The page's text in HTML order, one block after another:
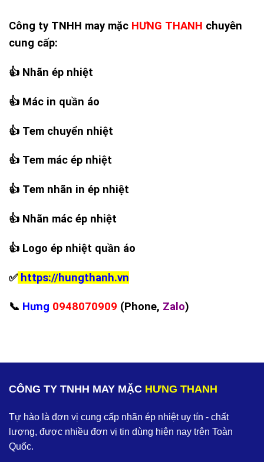
Công ty TNHH may mặc HƯNG THANH chuyên
cung cấp:
👍 Nhãn ép nhiệt
👍 Mác in quần áo
👍 Tem chuyển nhiệt
👍 Tem mác ép nhiệt
👍 Tem nhãn in ép nhiệt
👍 Nhãn mác ép nhiệt
👍 Logo ép nhiệt quần áo
✅ https://hungthanh.vn
📞 Hưng 0948070909 (Phone, Zalo)
CÔNG TY TNHH MAY MẶC HƯNG THANH
Tự hào là đơn vị cung cấp nhãn ép nhiệt uy tín - chất
lượng, được nhiều đơn vị tin dùng hiện nay trên Toàn
Quốc.